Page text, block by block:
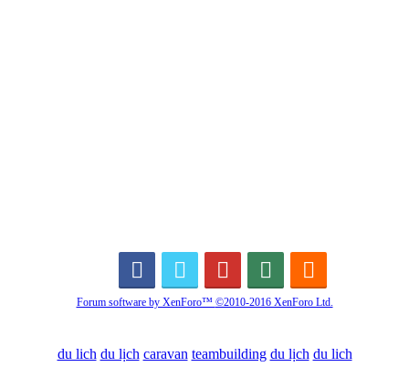
Forum software by XenForo™ ©2010-2016 XenForo Ltd.
du lich du lịch caravan teambuilding du lịch du lich